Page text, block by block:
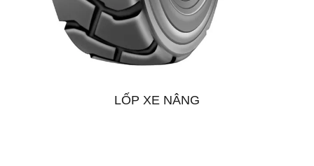
LỐP XE NÂNG